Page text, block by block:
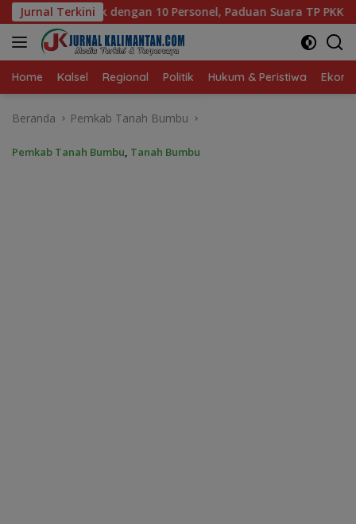
Langsung
ke
konten
Jurnal Terkini
Paduan Suara TP PKK Tanah Bumbu Sabet Juara II
Home Kalsel Regional Politik Hukum & Peristiwa
Beranda Pemkab Tanah Bumbu
Pemkab Tanah Bumbu, Tanah Bumbu